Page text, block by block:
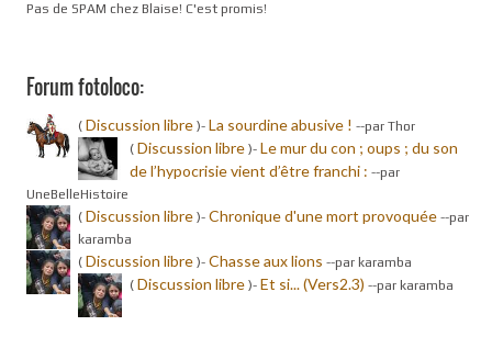
Pas de SPAM chez Blaise! C'est promis!
Forum fotoloco:
( Discussion libre )- La sourdine abusive ! --par Thor
( Discussion libre )- Le mur du con ; oups ; du son
de l’hypocrisie vient d’être franchi : --par
UneBelleHistoire
( Discussion libre )- Chronique d'une mort provoquée --par
karamba
( Discussion libre )- Chasse aux lions --par karamba
( Discussion libre )- Et si... (Vers2.3) --par karamba